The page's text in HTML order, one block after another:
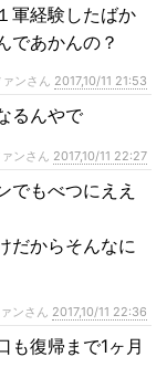
軍経験したばか
であかんの？
ンさん 2017,10/11 21:53
るんやで
ンさん 2017,10/11 22:27
でもべつにええ
だからそんなに
ンさん 2017,10/11 22:36
も復帰まで1ヶ月